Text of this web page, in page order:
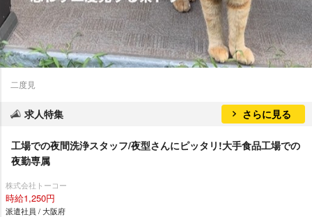
二度見
求人特集 さらに見る
工場での夜間洗浄スタッフ/夜型さんにピッタリ!大手食品工場での
夜勤専属
株式会社トーコー
時給1,250円
派遣社員 / 大阪府